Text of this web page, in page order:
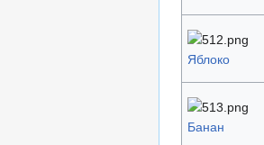
Яблоко
Банан